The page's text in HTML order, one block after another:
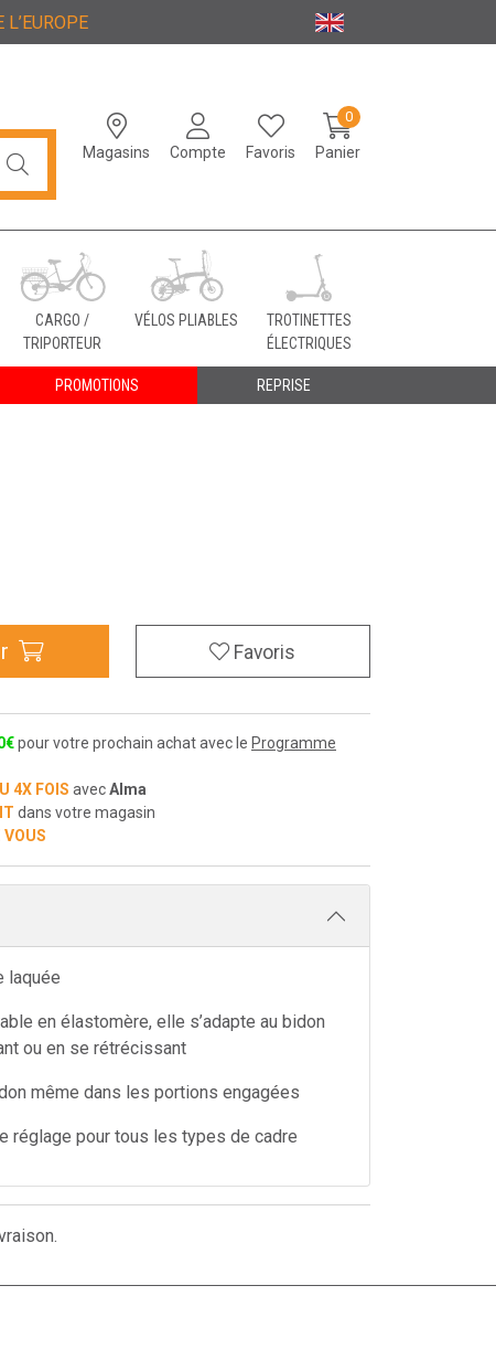
L’EUROPE
Magasins Compte Favoris Panier
0
CARGO /
TRIPORTEUR
VÉLOS PLIABLES
TROTINETTES
ÉLECTRIQUES
PROMOTIONS REPRISE
Favoris
€pour votre prochain achat avec le Programme
4X FOIS avecAlma
dans votre magasin
VOUS
laquée
en élastomère, elle s’adapte au bidon
ou en se rétrécissant
même dans les portions engagées
réglage pour tous les types de cadre